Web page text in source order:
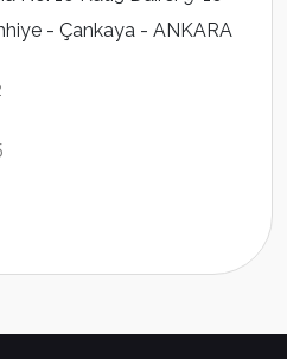
- Çankaya - ANKARA